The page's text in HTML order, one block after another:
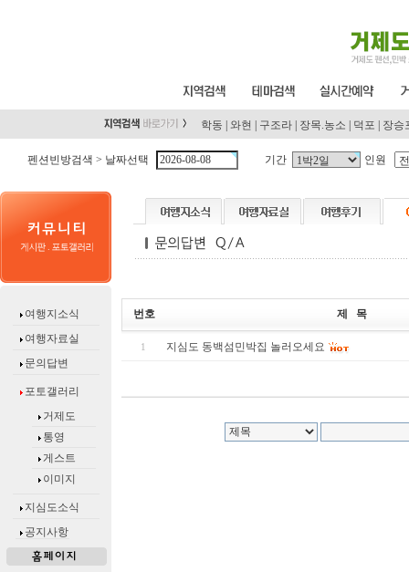
학동 와현 구조라 장목.농소 덕포 장승
펜션빈방검색 > 날짜선택 기간 인원
여행지소식
여행자료실
문의답변
포토갤러리
거제도
통영
게스트
이미지
지심도소식
공지사항
번호 제 목
1 지심도 동백섬민박집 놀러오세요